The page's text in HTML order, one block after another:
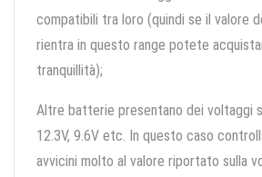
compatibili tra loro (quindi se il valore
rientra in questo range potete
tranquillità);
Altre batterie presentano dei voltaggi
12.3V, 9.6V etc. In questo caso
avvicini molto al valore riportato sulla